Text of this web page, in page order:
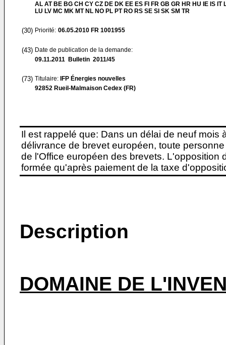
AL AT BE BG CH CY CZ DE DK EE ES FI FR GB GR HR HU IE IS IT
LU LV MC MK MT NL NO PL PT RO RS SE SI SK SM TR
(30) Priorité: 06.05.2010 FR 1001955
(43) Date de publication de la demande:
09.11.2011 Bulletin 2011/45
(73) Titulaire: IFP Énergies nouvelles
92852 Rueil-Malmaison Cedex (FR)
Il est rappelé que: Dans un délai de neuf
délivrance de brevet européen, toute
de l'Office européen des brevets. L'opposition
formée qu'après paiement de la taxe
Description
DOMAINE DE